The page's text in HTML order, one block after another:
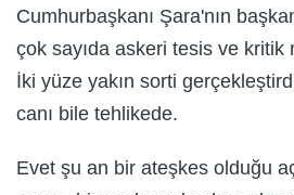
Cumhurbaşkanı Şara'nın
çok sayıda askeri tesis ve kritik
İki yüze yakın sorti
canı bile tehlikede.
Evet şu an bir ateşkes olduğu